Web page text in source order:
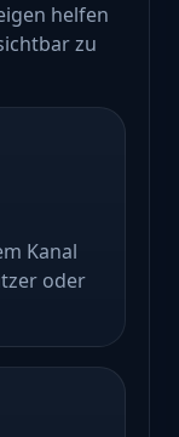
helfen
zu
Kanal
oder